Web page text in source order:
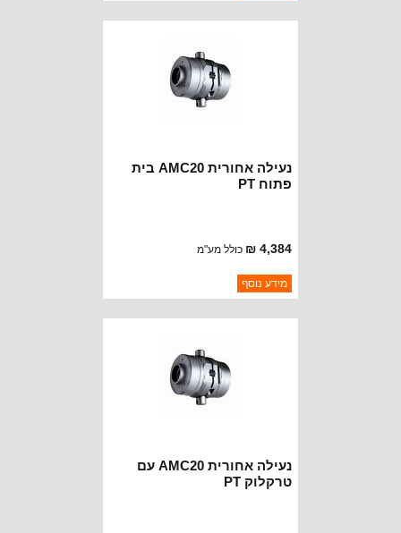
נעילה אחורית AMC20 בית
פתוח PT
4,384 ₪ כולל מע"מ
ברקוד: 9201202900
יצרן:POWERTRAX
מידע נוסף
נעילה אחורית AMC20 עם
טרקלוק PT